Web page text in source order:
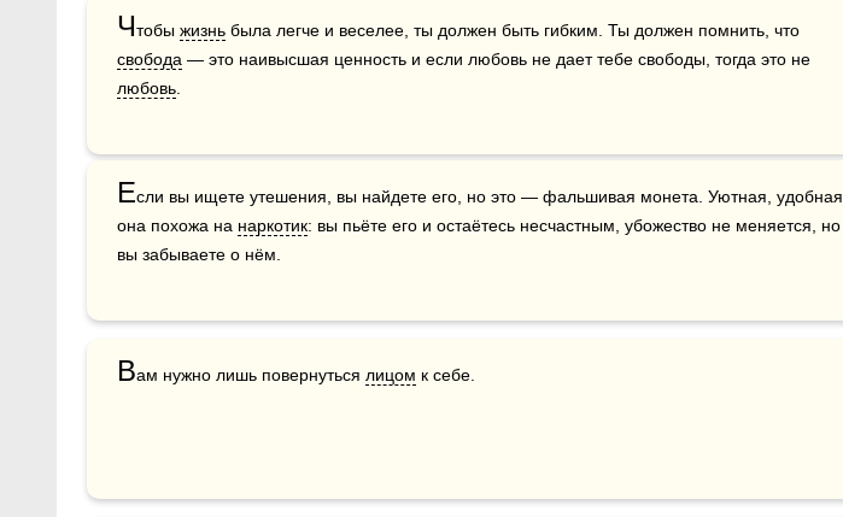
Чтобы жизнь
свобода
любовь
Если вы ищете утешения, вы найдете его, но это — фальшивая монета. Уютная, удобная,
она похожа на наркотик: вы пьёте его и остаётесь несчастным, убожество не меняется, но
вы забываете о нём.
Вам нужно лишь повернуться лицом к себе.